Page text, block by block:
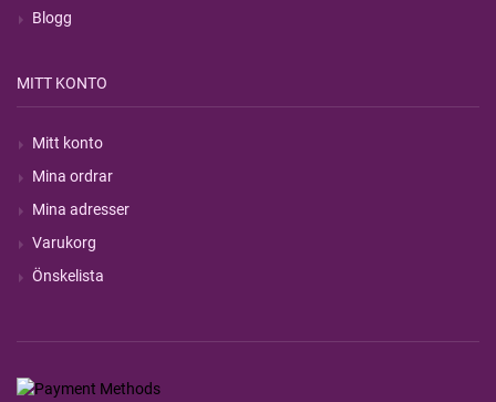
Blogg
MITT KONTO
Mitt konto
Mina ordrar
Mina adresser
Varukorg
Önskelista